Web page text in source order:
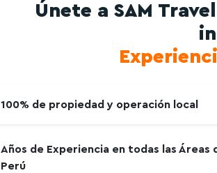
Únete a SAM
100% de propiedad y operación local
Años de Experiencia en todas las Áreas
Perú